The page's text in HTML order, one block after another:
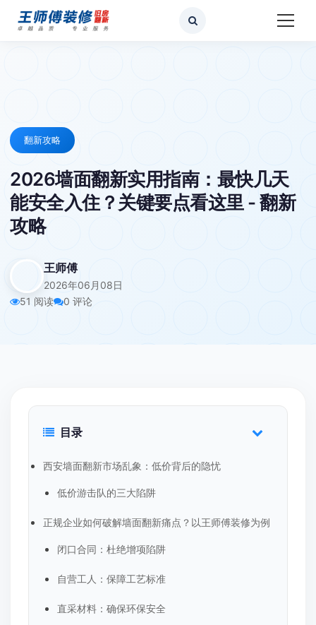
翻新攻略
2026墙面翻新实用指南：最快几天
能安全入住？关键要点看这里 - 翻新
攻略
王师傅
2026年06月08日
51 阅读
0 评论
目录
西安墙面翻新市场乱象：低价背后的隐忧
低价游击队的三大陷阱
正规企业如何破解墙面翻新痛点？以王师傅装修为例
闭口合同：杜绝增项陷阱
自营工人：保障工艺标准
直采材料：确保环保安全